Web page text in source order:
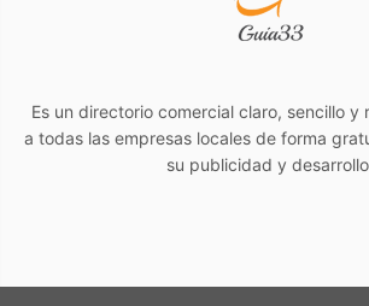
Es un directorio comercial claro, sencillo y
a todas las empresas locales de forma
su publicidad y